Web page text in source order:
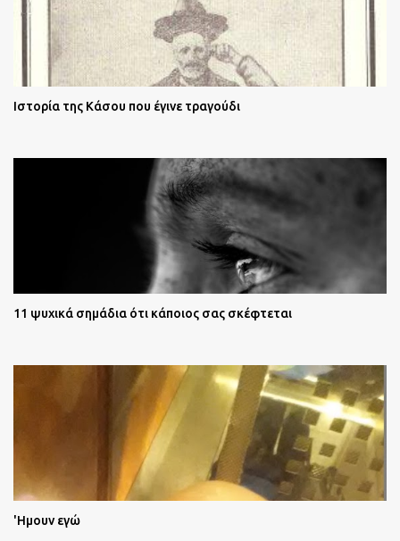
Ιστορία της Κάσου που έγινε τραγούδι
11 ψυχικά σημάδια ότι κάποιος σας σκέφτεται
'Ημουν εγώ